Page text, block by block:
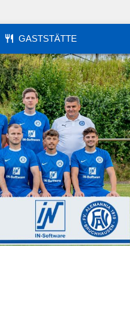
GASTSTÄTTE